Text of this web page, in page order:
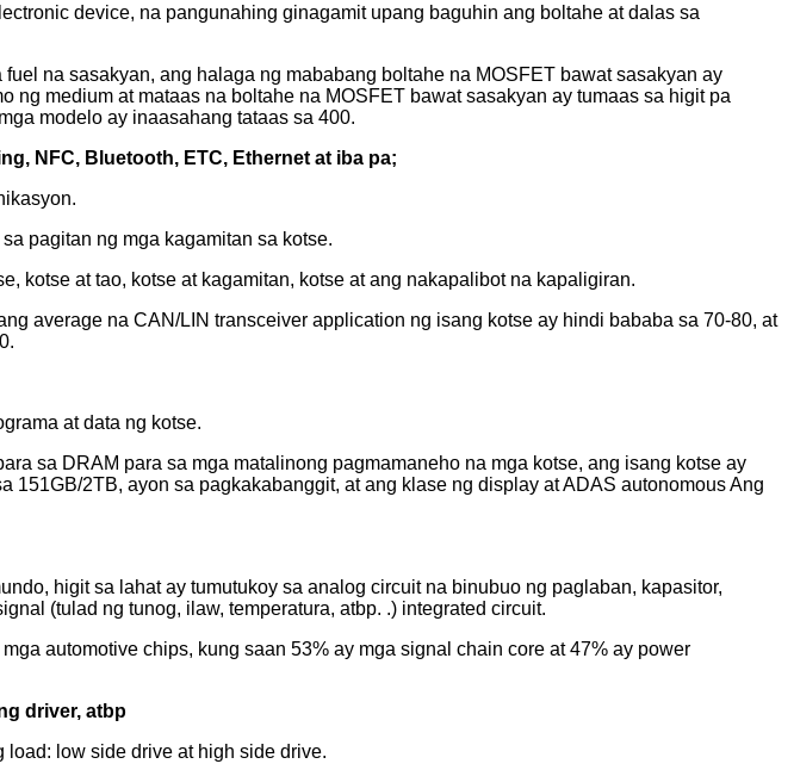
device, na pangunahing ginagamit upang baguhin ang boltahe at dalas sa
na sasakyan, ang halaga ng mababang boltahe na MOSFET bawat sasakyan ay
medium at mataas na boltahe na MOSFET bawat sasakyan ay tumaas sa higit pa
modelo ay inaasahang tataas sa 400.
NFC, Bluetooth, ETC, Ethernet at iba pa;
pagitan ng mga kagamitan sa kotse.
kotse at tao, kotse at kagamitan, kotse at ang nakapalibot na kapaligiran.
average na CAN/LIN transceiver application ng isang kotse ay hindi bababa sa 70-80, at
at data ng kotse.
sa DRAM para sa mga matalinong pagmamaneho na mga kotse, ang isang kotse ay
2TB, ayon sa pagkakabanggit, at ang klase ng display at ADAS autonomous Ang
higit sa lahat ay tumutukoy sa analog circuit na binubuo ng paglaban, kapasitor,
(tulad ng tunog, ilaw, temperatura, atbp. .) integrated circuit.
automotive chips, kung saan 53% ay mga signal chain core at 47% ay power
driver, atbp
low side drive at high side drive.